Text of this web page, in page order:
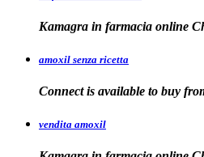
Kamagra in farmacia online
amoxil senza ricetta
Connect is available to buy
vendita amoxil